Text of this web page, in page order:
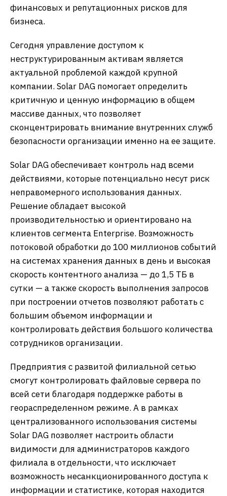
финансовых и репутационных рисков для
бизнеса.
Сегодня управление доступом к
неструктурированным активам является
актуальной проблемой каждой крупной
компании. Solar DAG помогает определить
критичную и ценную информацию в общем
массиве данных, что позволяет
сконцентрировать внимание внутренних служб
безопасности организации именно на ее защите.
Solar DAG обеспечивает контроль над всеми
действиями, которые потенциально несут риск
неправомерного использования данных.
Решение обладает высокой
производительностью и ориентировано на
клиентов сегмента Enterprise. Возможность
потоковой обработки до 100 миллионов событий
на системах хранения данных в день и высокая
скорость контентного анализа — до 1,5 ТБ в
сутки — а также скорость выполнения запросов
при построении отчетов позволяют работать с
большим объемом информации и
контролировать действия большого количества
сотрудников организации.
Предприятия с развитой филиальной сетью
смогут контролировать файловые сервера по
всей сети благодаря поддержке работы в
геораспределенном режиме. А в рамках
централизованного использования системы
Solar DAG позволяет настроить области
видимости для администраторов каждого
филиала в отдельности, что исключает
возможность несанкционированного доступа к
информации и статистике, которая находится